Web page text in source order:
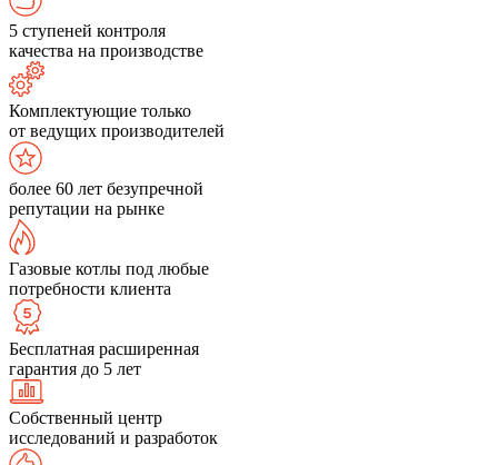
5 ступеней контроля
качества на производстве
Комплектующие только
от ведущих производителей
более 60 лет безупречной
репутации на рынке
Газовые котлы под любые
потребности клиента
Бесплатная расширенная
гарантия до 5 лет
Собственный центр
исследований и разработок